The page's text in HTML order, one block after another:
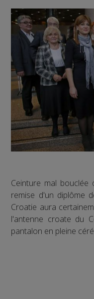
Ceinture mal bouclée
remise d'un diplôme
Croatie aura
l'antenne croate du
pantalon en pleine